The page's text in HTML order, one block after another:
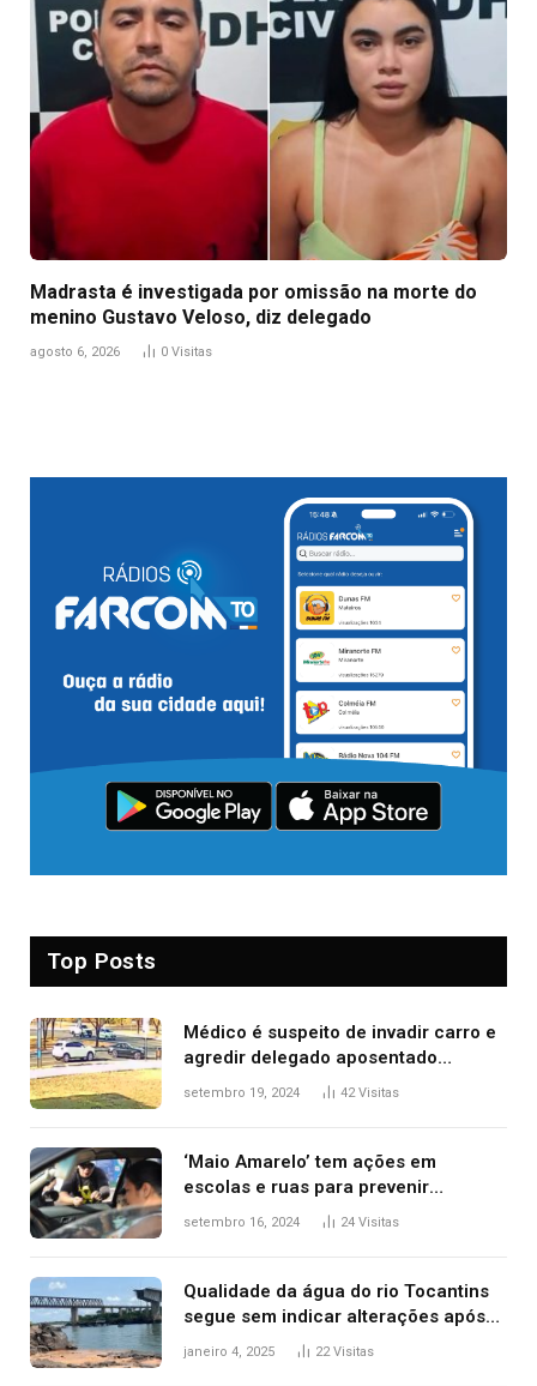
Madrasta é investigada por omissão na morte do
menino Gustavo Veloso, diz delegado
agosto 6, 2026 0 Visitas
Top Posts
Médico é suspeito de invadir carro e
agredir delegado aposentado
durante confusão no trânsito
setembro 19, 2024 42Visitas
‘Maio Amarelo’ tem ações em
escolas e ruas para prevenir
acidentes no trânsito no AP
setembro 16, 2024 24 Visitas
Qualidade da água do rio Tocantins
segue sem indicar alterações após
desabamento da ponte entre MA e
janeiro 4, 2025 22Visitas